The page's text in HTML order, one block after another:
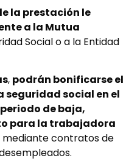
la prestación le
a la Mutua
Social o a la Entidad
, podrán bonificarse el
seguridad social en el
de baja,
para la trabajadora
mediante contratos de